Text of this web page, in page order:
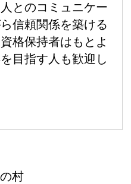
とのコミュニケー
信頼関係を築ける
格保持者はもとよ
目指す人も歓迎し
村